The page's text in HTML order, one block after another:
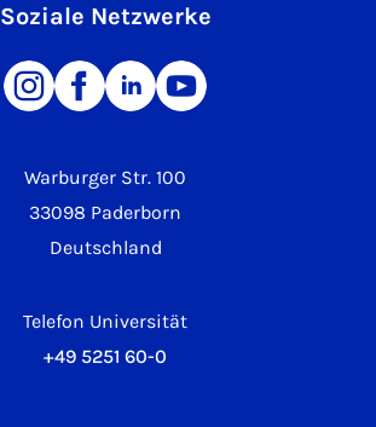
Warburger Str. 100
33098 Paderborn
Deutschland
Telefon Universität
+49 5251 60-0
Soziale Netzwerke